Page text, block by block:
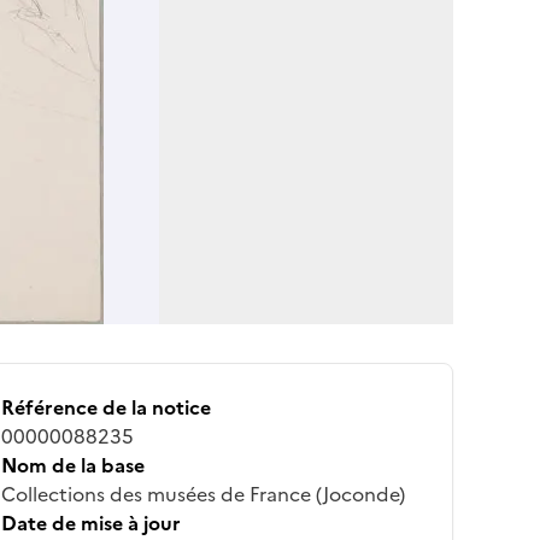
Référence de la notice
00000088235
Nom de la base
Collections des musées de France (Joconde)
Date de mise à jour